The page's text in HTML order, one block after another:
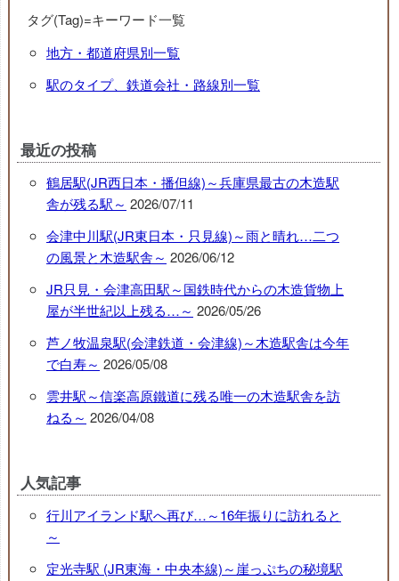
タグ(Tag)=キーワード一覧
地方・都道府県別一覧
駅のタイプ、鉄道会社・路線別一覧
最近の投稿
鶴居駅(JR西日本・播但線)～兵庫県最古の木造駅
舎が残る駅～ 2026/07/11
会津中川駅(JR東日本・只見線)～雨と晴れ…二つ
の風景と木造駅舎～ 2026/06/12
JR只見・会津高田駅～国鉄時代からの木造貨物上
屋が半世紀以上残る…～ 2026/05/26
芦ノ牧温泉駅(会津鉄道・会津線)～木造駅舎は今年
で白寿～ 2026/05/08
雲井駅～信楽高原鐵道に残る唯一の木造駅舎を訪
ねる～ 2026/04/08
人気記事
行川アイランド駅へ再び…～16年振りに訪れると
～
定光寺駅 (JR東海・中央本線)～崖っぷちの秘境駅